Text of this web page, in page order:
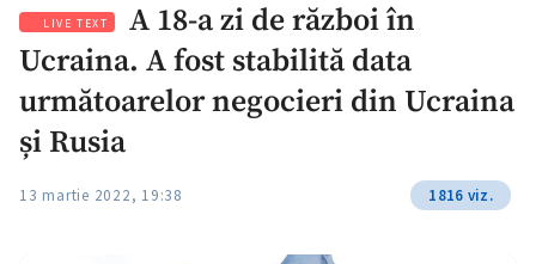
Special
Blog
+2
ZdGust
LIVE TEXT
A 18-a zi de război în
Ucraina. A fost stabilită data
următoarelor negocieri din Ucraina
și Rusia
13 martie 2022, 19:38 1816 viz.